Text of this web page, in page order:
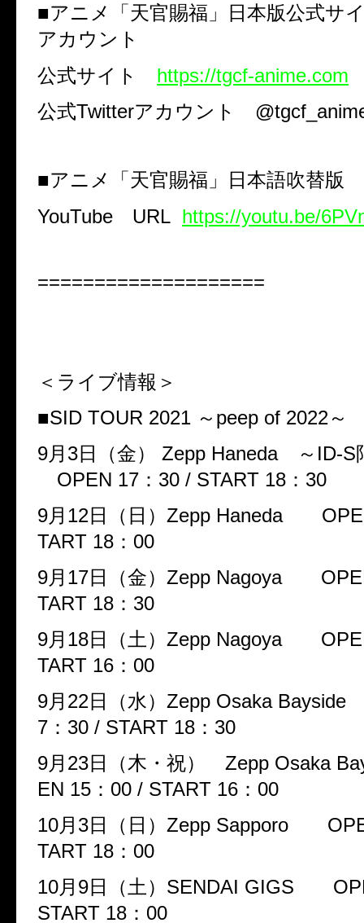
■アニメ「天官賜福」日本版公式サ
アカウント
公式サイト https://tgcf-anime.com
公式Twitterアカウント
■アニメ「天官賜福」日本語吹替版
YouTube
URL https://youtu.be/
====================
＜ライブ情報＞
■SID TOUR 2021 ～ peep of 2022～
9月 3日（金） Zepp Haneda～ ID-S
OPEN 17 ： 30 / START 18 ： 30
9月 12日（日） Zepp Haneda
TART 18 ： 00
9月 17日（金） Zepp Nagoya
TART 18 ： 30
9月 18日（土） Zepp Nagoya
TART 16 ： 00
9月 22日（水） Zepp Osaka Bayside
7 ： 30 / START 18 ： 30
9月 23日（木・祝） Zepp Osaka
EN 15 ： 00 / START 16 ： 00
10月 3日（日） Zepp Sapporo
TART 18 ： 00
10月 9日（土） SENDAI GIGS
START 18 ： 00